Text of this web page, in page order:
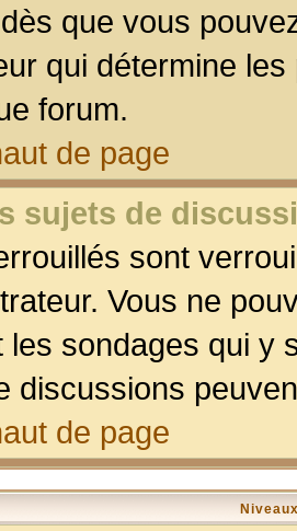
que vous
qui détermine
forum.
de page
sujets de
sont
Vous ne
les sondages qui y
discussions
de page